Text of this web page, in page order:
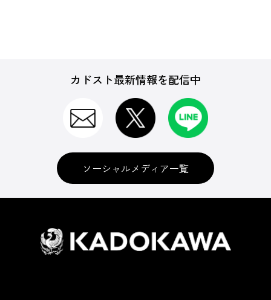
カドスト最新情報を配信中
ソーシャルメディア一覧